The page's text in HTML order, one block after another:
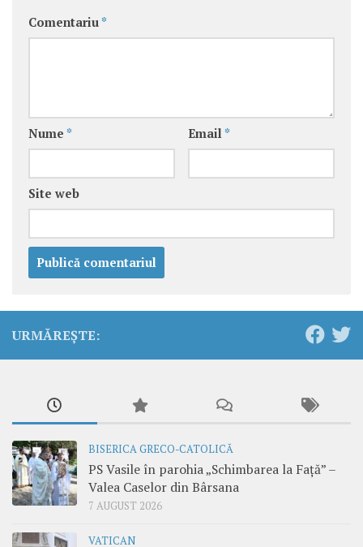
Comentariu *
Nume * Email *
Site web
URMĂREȘTE:
BISERICA GRECO-CATOLICĂ
PS Vasile în parohia „Schimbarea la Față” –
Valea Caselor din Bârsana
7 AUGUST 2026
VATICAN